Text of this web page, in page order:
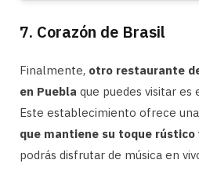
7. Corazón de Brasil
Finalmente, otro restaurante
en Puebla que puedes visitar es
Este establecimiento ofrece una
que mantiene su toque rústico
podrás disfrutar de música en